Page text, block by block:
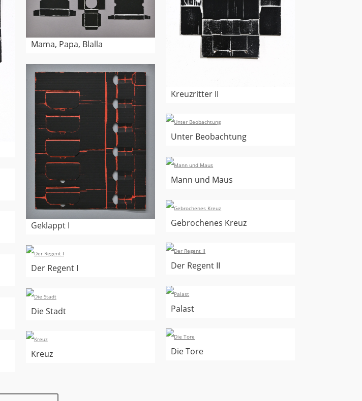
Kreuzritter II
Mama, Papa, Blalla
Geklappt I
Unter Beobachtung
Mann und Maus
Gebrochenes Kreuz
Der Regent II
Der Regent I
Palast
Die Stadt
Die Tore
Kreuz